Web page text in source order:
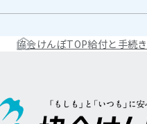
協会けんぽTOP給付と手続き